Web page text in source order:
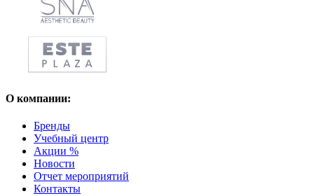
О компании:
Бренды
Учебный центр
Акции %
Новости
Отчет мероприятий
Контакты